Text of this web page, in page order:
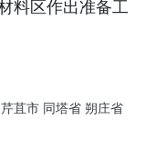
料区作出准备工
芹苴市 同塔省 朔庄省